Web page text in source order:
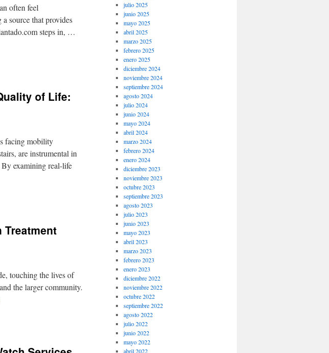
often feel
source that provides
steps in, …
of Life:
facing mobility
are instrumental in
examining real-life
Treatment
touching the lives of
the larger community.
julio 2025
junio 2025
mayo 2025
abril 2025
marzo 2025
febrero 2025
enero 2025
diciembre 2024
noviembre 2024
septiembre 2024
agosto 2024
julio 2024
junio 2024
mayo 2024
abril 2024
marzo 2024
febrero 2024
enero 2024
diciembre 2023
noviembre 2023
octubre 2023
septiembre 2023
agosto 2023
julio 2023
junio 2023
mayo 2023
abril 2023
marzo 2023
febrero 2023
enero 2023
diciembre 2022
noviembre 2022
octubre 2022
septiembre 2022
agosto 2022
julio 2022
junio 2022
mayo 2022
abril 2022